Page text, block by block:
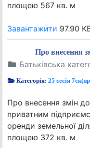
площею 567 кв. м
Завантажити 97.90
Про внесення
Батьківська
Категорія:25 сесія
Про внесення змін
приватним
оренди земельної
площею 372 кв. м